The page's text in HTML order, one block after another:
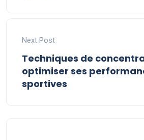
Next Post
Techniques de
optimiser ses
sportives